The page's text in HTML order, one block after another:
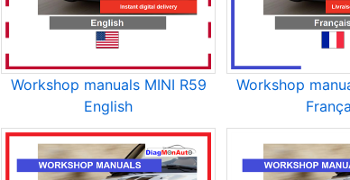
Workshop manuals MINI R59
English
Workshop